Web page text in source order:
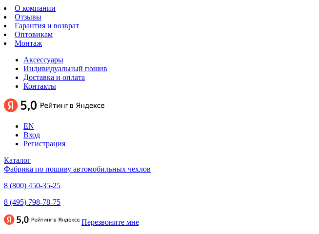
О компании
Отзывы
Гарантия и возврат
Оптовикам
Монтаж
Аксессуары
Индивидуальный пошив
Доставка и оплата
Контакты
EN
Вход
Регистрация
Каталог
Фабрика по пошиву автомобильных чехлов
8 (800) 450-35-25
8 (495) 798-78-75
Перезвоните мне